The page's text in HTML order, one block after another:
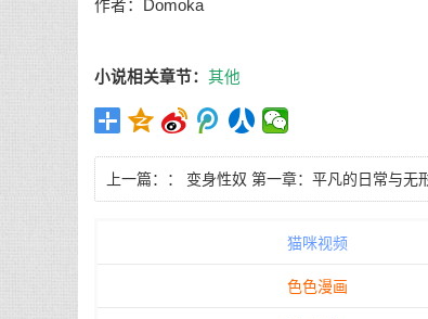
作者：Domoka
小说相关章节： 其他
上一篇：： 变身性奴 第一章：平凡的日常与无
猫咪视频
色色漫画